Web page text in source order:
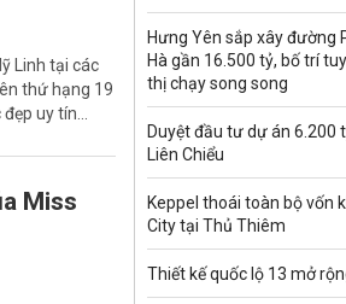
Linh tại các
thứ hạng 19
uy tín...
Miss
Hưng Yên sắp xây đường
Hà gần 16.500 tỷ, bố trí
thị chạy song song
Duyệt đầu tư dự án 6.200
Liên Chiểu
Keppel thoái toàn bộ vốn
City tại Thủ Thiêm
Thiết kế quốc lộ 13 mở